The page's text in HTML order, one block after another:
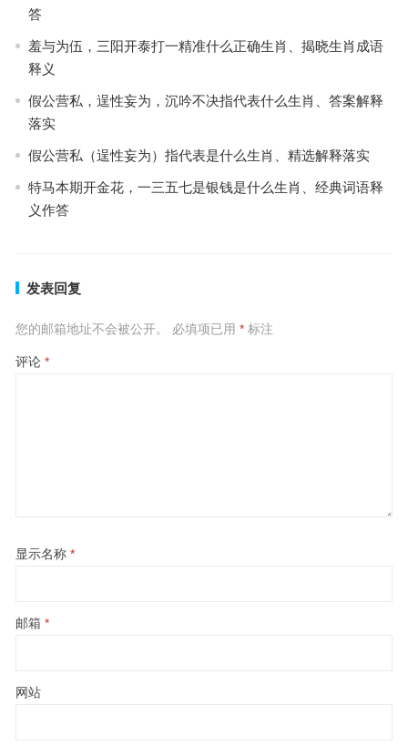
答
羞与为伍，三阳开泰打一精准什么正确生肖、揭晓生肖成语
释义
假公营私，逞性妄为，沉吟不决指代表什么生肖、答案解释
落实
假公营私（逞性妄为）指代表是什么生肖、精选解释落实
特马本期开金花，一三五七是银钱是什么生肖、经典词语释
义作答
发表回复
您的邮箱地址不会被公开。 必填项已用 *标注
评论 *
显示名称 *
邮箱 *
网站